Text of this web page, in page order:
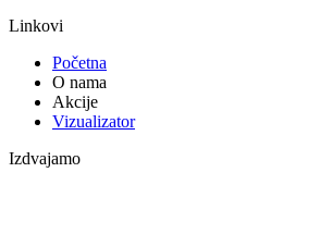
Linkovi
Početna
O nama
Akcije
Vizualizator
Izdvajamo